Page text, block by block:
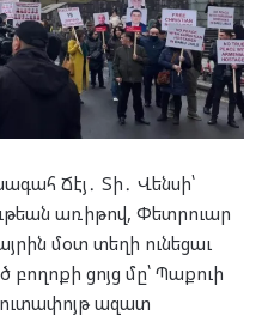
Ճէյ․ Տի․ Վենսի՝
առիթով, Փետրուար
մօտ տեղի ունեցաւ
ցոյց մը՝ Պաքուի
ազատ